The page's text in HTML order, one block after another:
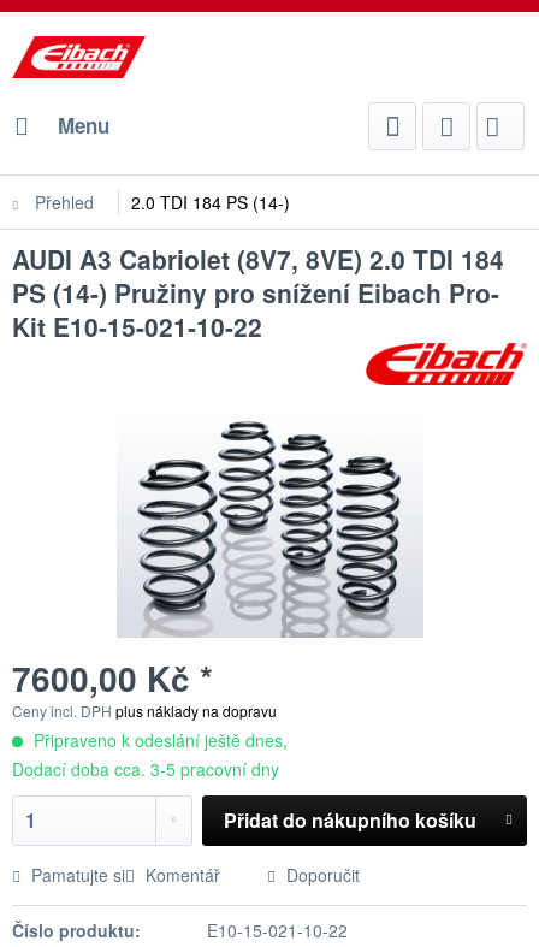
Menu
Přehled 2.0 TDI 184 PS (14-)
AUDI A3 Cabriolet (8V7, 8VE) 2.0 TDI 184
PS (14-) Pružiny pro snížení Eibach Pro-
Kit E10-15-021-10-22
7600,00 Kč *
Ceny incl. DPH plus náklady na dopravu
Připraveno k odeslání ještě dnes,
Dodací doba cca. 3-5 pracovní dny
Přidat do nákupního košíku
Pamatujte si Komentář Doporučit
Číslo produktu:
E10-15-021-10-22